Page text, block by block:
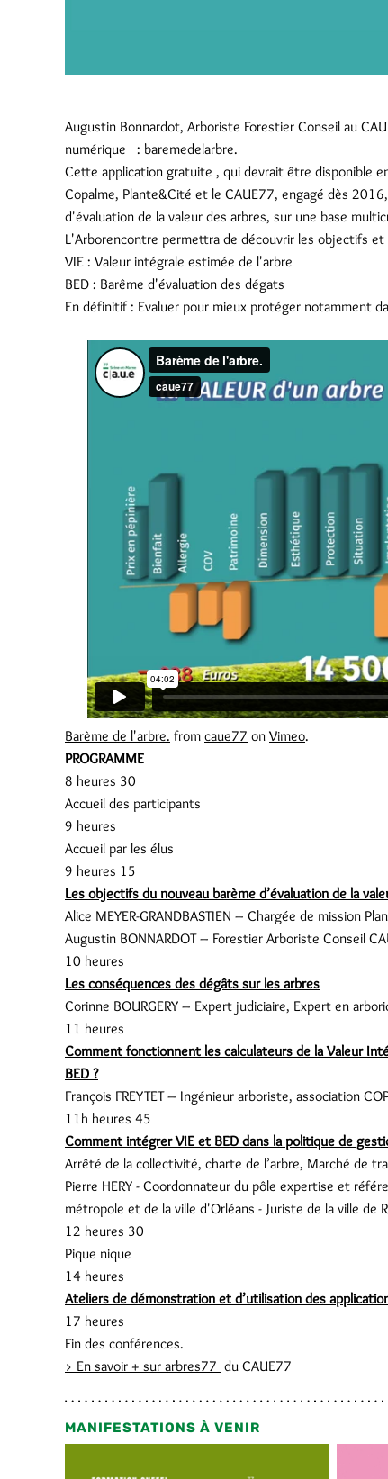
Augustin Bonnardot, Arboriste Forestier Conseil au
numérique : baremedelarbre.
Cette application gratuite , qui devrait être disponible
Copalme, Plante&Cité et le CAUE77, engagé dès
d'évaluation de la valeur des arbres, sur une base
L'Arborencontre permettra de découvrir les objectifs
VIE : Valeur intégrale estimée de l'arbre
BED : Barême d'évaluation des dégats
En définitif : Evaluer pour mieux protéger notamment
Barème de l'arbre. from caue77 on Vimeo.
PROGRAMME
8 heures 30
Accueil des participants
9 heures
Accueil par les élus
9 heures 15
Les objectifs du nouveau barème d’évaluation de la
Alice MEYER-GRANDBASTIEN – Chargée de mission
Augustin BONNARDOT – Forestier Arboriste Conseil
10 heures
Les conséquences des dégâts sur les arbres
Corinne BOURGERY – Expert judiciaire, Expert en
11 heures
Comment fonctionnent les calculateurs de la Valeur
BED ?
François FREYTET – Ingénieur arboriste, association
11h heures 45
Comment intégrer VIE et BED dans la politique de
Arrêté de la collectivité, charte de l’arbre, Marché de
Pierre HERY - Coordonnateur du pôle expertise et
métropole et de la ville d'Orléans - Juriste de la ville de
12 heures 30
Pique nique
14 heures
Ateliers de démonstration et d’utilisation des
17 heures
Fin des conférences.
> En savoir + sur arbres77 du CAUE77
MANIFESTATIONS À VENIR